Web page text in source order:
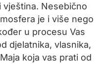
Nesebično
je i više nego
u procesu Vas
djelatnika, vlasnika,
koja vas prati od